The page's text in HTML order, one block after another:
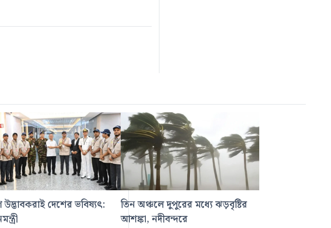
দেশের ভবিষ্যৎ:
তিন অঞ্চলে দুপুরের মধ্যে ঝড়বৃষ্টির
আশঙ্কা, নদীবন্দরে